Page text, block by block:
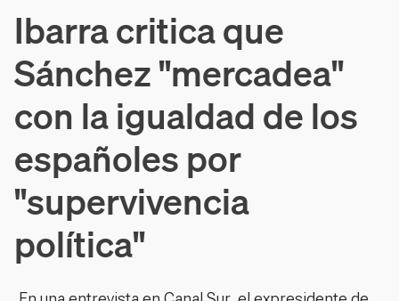
Ibarra critica que
Sánchez "mercadea"
con la igualdad de los
españoles por
"supervivencia
política"